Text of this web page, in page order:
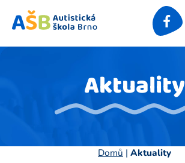
Aktuality
Domů | Aktuality